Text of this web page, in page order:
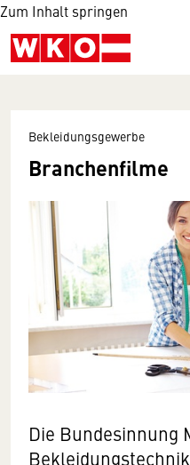
Zum Inhalt springen
Bekleidungsgewerbe
Branchenfilme
Die Bundesinnung